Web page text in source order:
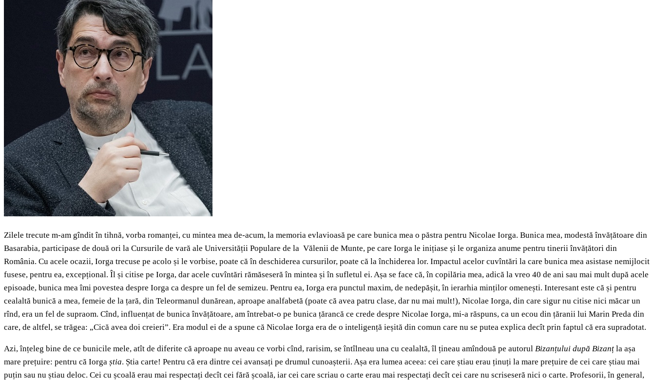
Zilele trecute m-am gîndit în tihnă, vorba romanței, cu mintea mea de-acum, la memoria evlavioasă pe care bunica mea o păstra pentru Nicolae Iorga. Bunica mea, modestă învățătoare din
Basarabia, participase de două ori la Cursurile de vară ale Universității Populare de la Vălenii de Munte, pe care Iorga le inițiase și le organiza anume pentru tinerii învățători din
România. Cu acele ocazii, Iorga trecuse pe acolo și le vorbise, poate că în deschiderea cursurilor, poate că la închiderea lor. Impactul acelor cuvîntări la care bunica mea asistase nemijlocit
fusese, pentru ea, excepțional. Îl și citise pe Iorga, dar acele cuvîntări rămăseseră în mintea și în sufletul ei. Așa se face că, în copilăria mea, adică la vreo 40 de ani sau mai mult după acele
episoade, bunica mea îmi povestea despre Iorga ca despre un fel de semizeu. Pentru ea, Iorga era punctul maxim, de nedepășit, în ierarhia minților omenești. Interesant este că și pentru
cealaltă bunică a mea, femeie de la țară, din Teleormanul dunărean, aproape analfabetă (poate că avea patru clase, dar nu mai mult!), Nicolae Iorga, din care sigur nu citise nici măcar un
rînd, era un fel de supraom. Cînd, influențat de bunica învățătoare, am întrebat-o pe bunica țărancă ce crede despre Nicolae Iorga, mi-a răspuns, ca un ecou din țăranii lui Marin Preda din
care, de altfel, se trăgea: „Cică avea doi creieri”. Era modul ei de a spune că Nicolae Iorga era de o inteligență ieșită din comun care nu se putea explica decît prin faptul că era supradotat.
Azi, înțeleg bine de ce bunicile mele, atît de diferite că aproape nu aveau ce vorbi cînd, rarisim, se întîlneau una cu cealaltă, îl țineau amîndouă pe autorul Bizanțului după Bizanț la așa
mare prețuire: pentru că Iorga știa. Știa carte! Pentru că era dintre cei avansați pe drumul cunoașterii. Așa era lumea aceea: cei care știau erau ținuți la mare prețuire de cei care știau mai
puțin sau nu știau deloc. Cei cu școală erau mai respectați decît cei fără școală, iar cei care scriau o carte erau mai respectați decît cei care nu scriseseră nici o carte. Profesorii, în general,